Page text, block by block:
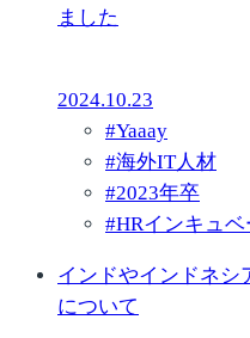
ました
2024.10.23
#Yaaay
#海外IT人材
#2023年卒
#HRインキュ
インドやインドネシ
について